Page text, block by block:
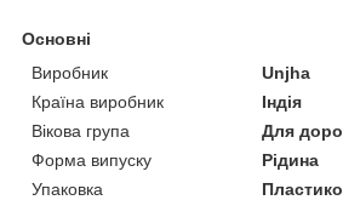
Основні
Виробник
Unjha
Країна виробник
Індія
Вікова група
Для
Форма випуску
Рідина
Упаковка